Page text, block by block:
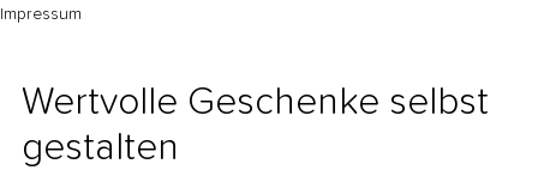
Impressum
Wertvolle Geschenke selbst
gestalten